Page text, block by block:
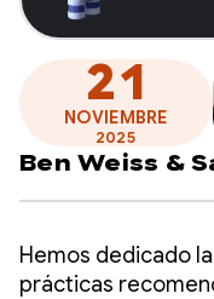
21
NOVIEMBRE
2025
Ben Weiss &
Hemos dedicado
prácticas